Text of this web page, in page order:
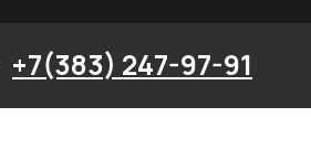
+7(383) 247-97-91